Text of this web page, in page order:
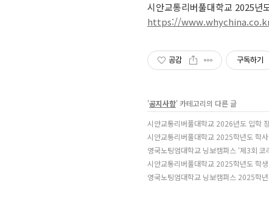
시안교통리버풀대학교 2025년
https://
공감 구독하기
'공지사항' 카테고리의 다른 글
시안교통리버풀대학교 2026년도 입학
시안교통리버풀대학교 2025학년도 학
영국노팅엄대학교 닝보캠퍼스 ‘제3회
시안교통리버풀대학교 2025학년도 학
영국노팅엄대학교 닝보캠퍼스 2025학